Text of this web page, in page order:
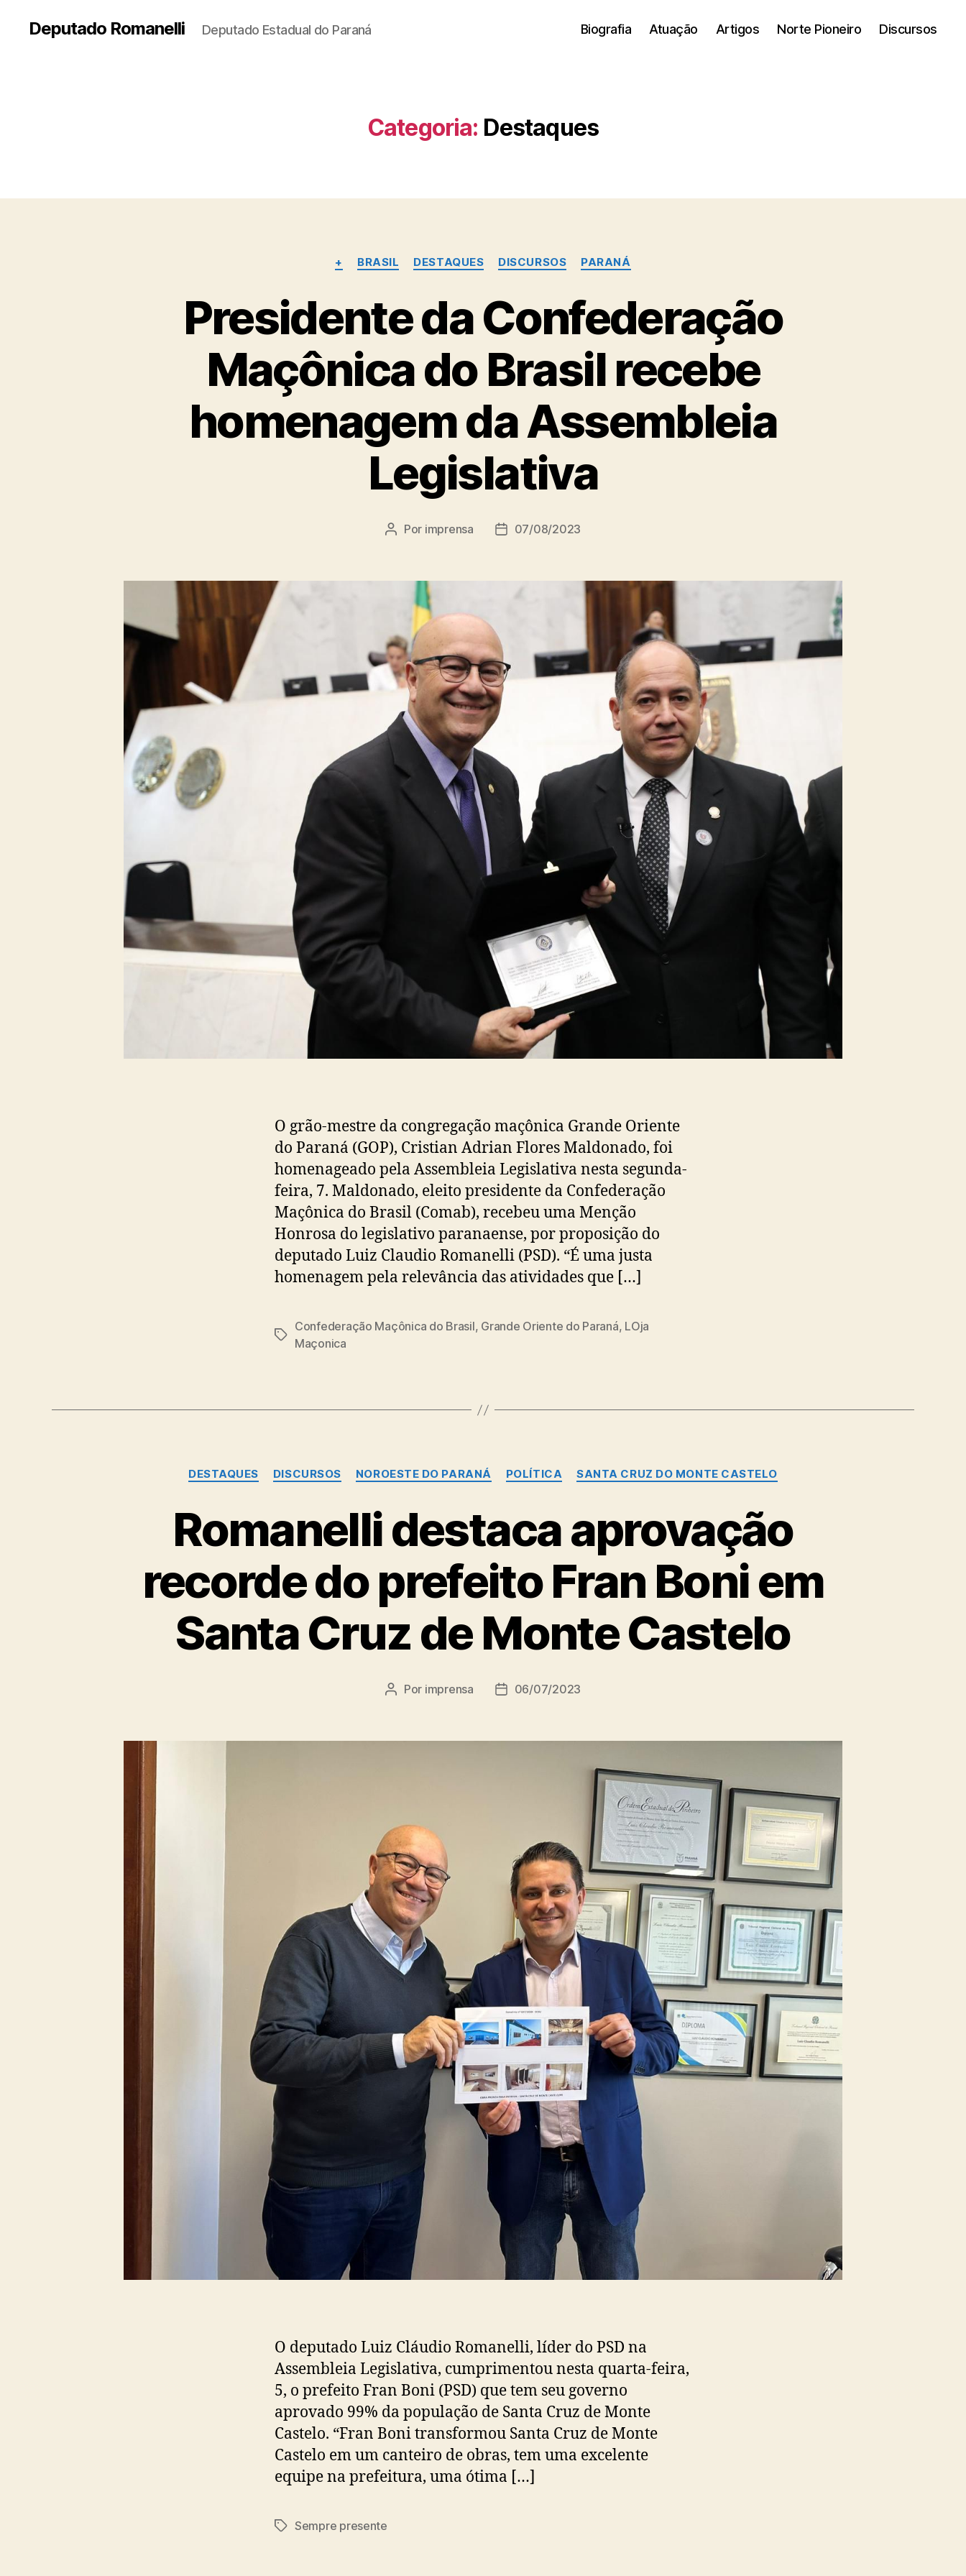
Deputado Romanelli Deputado Estadual do Paraná Biografia Atuação Artigos Norte Pioneiro Discursos
Categoria: Destaques
Categorias
+ BRASIL DESTAQUES DISCURSOS PARANÁ
Presidente da Confederação
Maçônica do Brasil recebe
homenagem da Assembleia
Legislativa
Autor
Por imprensa
Data07/08/2023
O grão-mestre da congregação maçônica Grande Oriente
do Paraná (GOP), Cristian Adrian Flores Maldonado, foi
homenageado pela Assembleia Legislativa nesta segunda-
feira, 7. Maldonado, eleito presidente da Confederação
Maçônica do Brasil (Comab), recebeu uma Menção
Honrosa do legislativo paranaense, por proposição do
deputado Luiz Claudio Romanelli (PSD). “É uma justa
homenagem pela relevância das atividades que […]
Tags
Confederação Maçônica do Brasil, Grande Oriente do Paraná, LOja
Maçonica
Categorias
DESTAQUES DISCURSOS NOROESTE DO PARANÁ POLÍTICA SANTA CRUZ DO MONTE CASTELO
Romanelli destaca aprovação
recorde do prefeito Fran Boni em
Santa Cruz de Monte Castelo
Autor
Por imprensa
Data06/07/2023
O deputado Luiz Cláudio Romanelli, líder do PSD na
Assembleia Legislativa, cumprimentou nesta quarta-feira,
5, o prefeito Fran Boni (PSD) que tem seu governo
aprovado 99% da população de Santa Cruz de Monte
Castelo. “Fran Boni transformou Santa Cruz de Monte
Castelo em um canteiro de obras, tem uma excelente
equipe na prefeitura, uma ótima […]
TagsSempre presente